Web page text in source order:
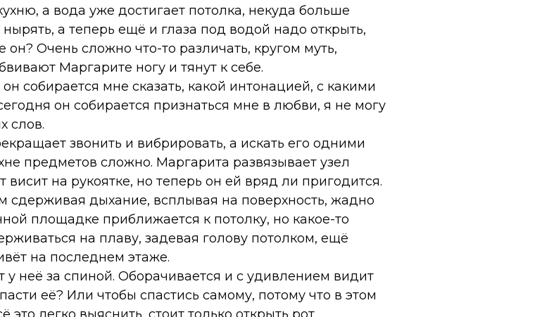
а вода уже достигает потолка, некуда больше
а теперь ещё и глаза под водой надо открыть,
он? Очень сложно что-то различать, кругом муть,
Маргарите ногу и тянут к себе.
собирается мне сказать, какой интонацией, с какими
он собирается признаться мне в любви, я не могу
слов.
звонить и вибрировать, а искать его одними
предметов сложно. Маргарита развязывает узел
на рукоятке, но теперь он ей вряд ли пригодится.
сдерживая дыхание, всплывая на поверхность, жадно
площадке приближается к потолку, но какое-то
на плаву, задевая голову потолком, ещё
на последнем этаже.
у неё за спиной. Оборачивается и с удивлением видит
её? Или чтобы спастись самому, потому что в этом